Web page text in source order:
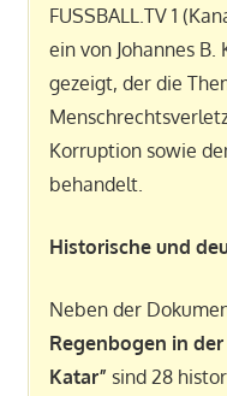
FUSSBALL.TV 1
ein von Johannes
gezeigt, der die
Korruption sowie
behandelt.
Historische und
Neben der
Regenbogen in
Katar” sind 28